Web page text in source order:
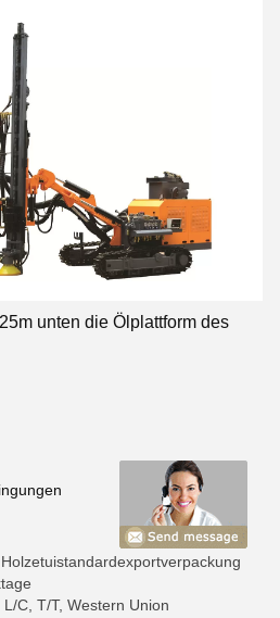
unten die Ölplattform des
C, T/T, Western Union